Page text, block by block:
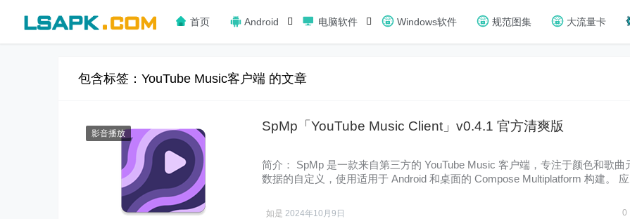
首页 Android 电脑软件 Windows软件 规范图集 大流量卡
包含标签：YouTube Music客户端 的文章
影音播放 SpMp「YouTube Music Client」v0.4.1 官方清爽版
简介： SpMp 是一款来自第三方的 YouTube Music 客户端，专注于颜色和歌曲
数据的自定义，使用适用于 Android 和桌面的 Compose Multiplatform 构建。 应
如是 2024年10月9日 0